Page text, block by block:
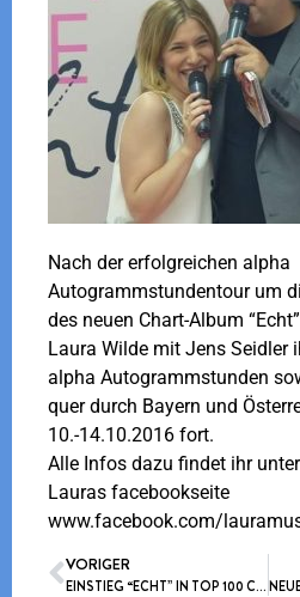
Nach der erfolgreichen alpha
Autogrammstundentour um
des neuen Chart-Album
Laura Wilde mit Jens Seidler
alpha Autogrammstunden
quer durch Bayern und
10.-14.10.2016 fort.
Alle Infos dazu findet ihr
Lauras facebookseite
www.facebook.com/
VORIGER
EINSTIEG “ECHT” IN TOP 100 CHARTS